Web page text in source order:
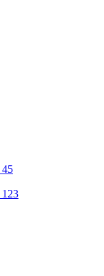
45
123